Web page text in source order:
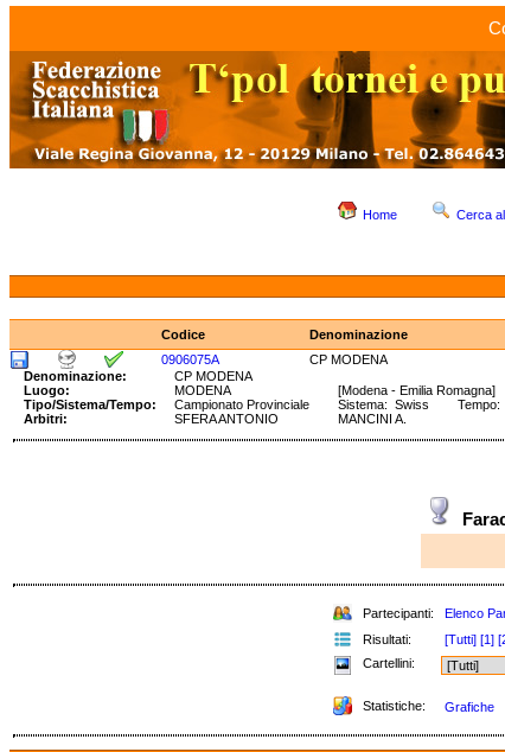
Home Cerca
Codice Denominazione
0906075A
CP MODENA
Denominazione:
CP MODENA
Luogo:
MODENA
[Modena - Emilia Romagna]
Tipo/Sistema/Tempo:
Campionato Provinciale Sistema: Swiss Tempo:
Arbitri:
SFERA ANTONIO MANCINI A.
Partecipanti: Elenco
Risultati:
[Tutti] [1]
Cartellini:
Statistiche: Grafiche